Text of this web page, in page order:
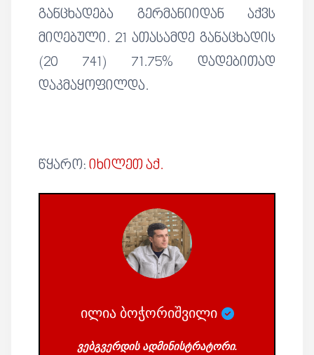
განცხადება გერმანიიდან აქვს
მიღებული. 21 ათასამდე განაცხადის
(20 741) 71.75% დადებითად
დაკმაყოფილდა.
წყარო: იხილეთ აქ.
ილია ბოჭორიშვილი
ვებგვერდის ადმინისტრატორი.